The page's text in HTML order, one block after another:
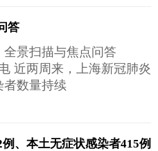
答
景扫描与焦点问答
近两周来，上海新冠肺炎
者数量持续
、本土无症状感染者415例